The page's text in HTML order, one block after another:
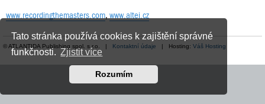
Tato stránka používá cookies k zajištění správné
funkčnosti. Zjistit více
Rozumím
www.recordingthemasters.com, www.altei.cz
© ATLANTIDA Publishing spol. s r.o. | Kontaktní údaje | Hosting: Váš Hosting